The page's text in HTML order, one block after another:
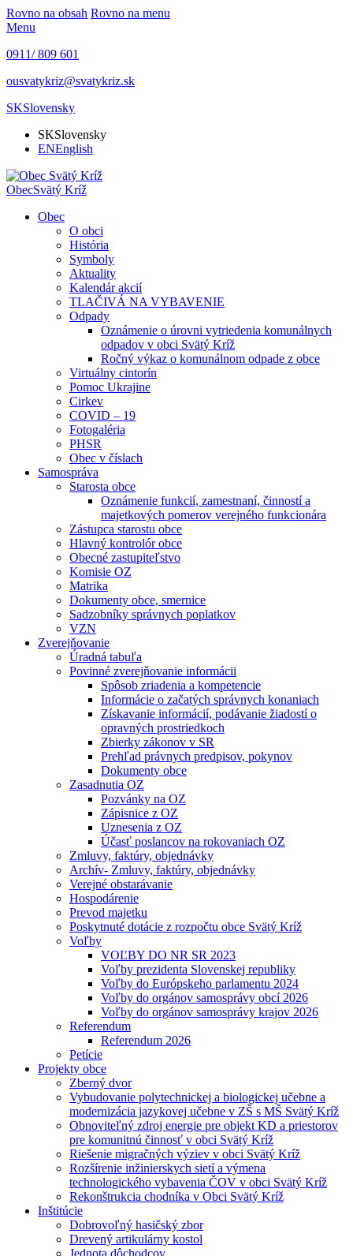
Rovno na obsah Rovno na menu
Menu
0911/ 809 601
ousvatykriz@svatykriz.sk
SKSlovensky
SKSlovensky
ENEnglish
ObecSvätý Kríž
Obec
O obci
História
Symboly
Aktuality
Kalendár akcií
TLAČIVÁ NA VYBAVENIE
Odpady
Oznámenie o úrovni vytriedenia komunálnych
odpadov v obci Svätý Kríž
Ročný výkaz o komunálnom odpade z obce
Virtuálny cintorín
Pomoc Ukrajine
Cirkev
COVID – 19
Fotogaléria
PHSR
Obec v číslach
Samospráva
Starosta obce
Oznámenie funkcií, zamestnaní, činností a
majetkových pomerov verejného funkcionára
Zástupca starostu obce
Hlavný kontrolór obce
Obecné zastupiteľstvo
Komisie OZ
Matrika
Dokumenty obce, smernice
Sadzobníky správnych poplatkov
VZN
Zverejňovanie
Úradná tabuľa
Povinné zverejňovanie informácii
Spôsob zriadenia a kompetencie
Informácie o začatých správnych konaniach
Získavanie informácií, podávanie žiadostí o
opravných prostriedkoch
Zbierky zákonov v SR
Prehľad právnych predpisov, pokynov
Dokumenty obce
Zasadnutia OZ
Pozvánky na OZ
Zápisnice z OZ
Uznesenia z OZ
Účasť poslancov na rokovaniach OZ
Zmluvy, faktúry, objednávky
Archív- Zmluvy, faktúry, objednávky
Verejné obstarávanie
Hospodárenie
Prevod majetku
Poskytnuté dotácie z rozpočtu obce Svätý Kríž
Voľby
VOĽBY DO NR SR 2023
Voľby prezidenta Slovenskej republiky
Voľby do Európskeho parlamentu 2024
Voľby do orgánov samosprávy obcí 2026
Voľby do orgánov samosprávy krajov 2026
Referendum
Referendum 2026
Petície
Projekty obce
Zberný dvor
Vybudovanie polytechnickej a biologickej učebne a
modernizácia jazykovej učebne v ZŠ s MŠ Svätý Kríž
Obnoviteľný zdroj energie pre objekt KD a priestorov
pre komunitnú činnosť v obci Svätý Kríž
Riešenie migračných výziev v obci Svätý Kríž
Rozšírenie inžinierskych sietí a výmena
technologického vybavenia ČOV v obci Svätý Kríž
Rekonštrukcia chodníka v Obci Svätý Kríž
Inštitúcie
Dobrovoľný hasičský zbor
Drevený artikulárny kostol
Jednota dôchodcov